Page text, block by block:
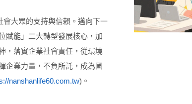
大眾的支持與信賴。邁向下一
賦能」二大轉型發展核心，加
，落實企業社會責任，從環境
企業力量，不負所託，成為國
nanshanlife60.com.tw)。